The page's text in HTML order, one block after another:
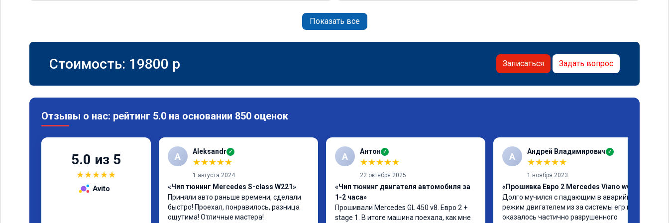
Показать все
Стоимость: 19800 p Записаться Задать вопрос
Отзывы о нас: рейтинг 5.0 на основании 850 оценок
5.0 из 5
★★★★★
Avito
A Aleksandr ✓
★★★★★
1 августа 2024
«Чип тюнинг Mercedes S-class W221»
Приняли авто раньше времени, сделали
быстро! Проехал, понравилось, разница
ощутима! Отличные мастера!
А Антон ✓
★★★★★
22 октября 2025
«Чип тюнинг двигателя автомобиля за
1-2 часа»
Прошивали Mercedes GL 450 v8. Евро 2 +
stage 1. В итоге машина поехала, как мне
А Андрей Владимирович ✓
★★★★★
1 ноября 2023
«Прошивка Евро 2 Mercedes Viano w639»
Долго мучился с падающим в аварийный
режим двигателем из за системы егр и как
оказалось частично разрушенного